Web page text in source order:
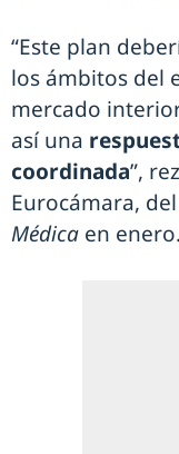
“Este plan
los ámbitos del
mercado
así una
coordinada”,
Eurocámara,
Médica en enero.